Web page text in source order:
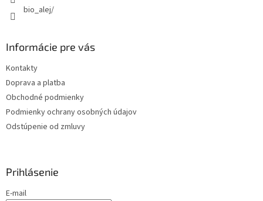
bio_alej/
Informácie pre vás
Kontakty
Doprava a platba
Obchodné podmienky
Podmienky ochrany osobných údajov
Odstúpenie od zmluvy
Prihlásenie
E-mail